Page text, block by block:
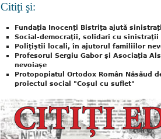
Citiţi şi:
Fundaţia Inocenţi Bistriţa ajută
Social-democraţii, solidari cu sinistraţii
Poliţiştii locali, în ajutorul familiilor
Profesorul Sergiu Gabor şi Asociaţia
nevoiaşe
Protopopiatul Ortodox Român Năsăud
proiectul social "Coșul cu suflet"